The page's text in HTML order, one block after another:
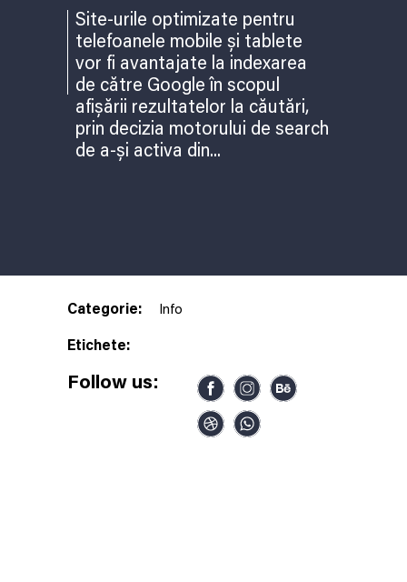
Branding
Creare logo
Design ambalaj produs
Design eticheta produs
Optimizare SEO
Promovare online
Web design Brasov – creare site-uri
Web design Brasov – creare site-uri
profesionale
Totul despre GDPR în România și
implementare reguli GDPR
Trei greșeli majore într-o campanie de
optimizare SEO
Site-urile optimizate pentru
telefoanele mobile și tablete
vor fi avantajate la indexarea
de către Google în scopul
afișării rezultatelor la căutări,
prin decizia motorului de search
de a-și activa din...
Categorie: Info
Etichete:
Follow us: